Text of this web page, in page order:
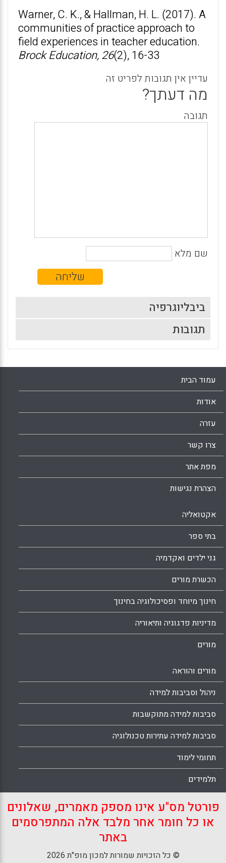
Warner, C. K., & Hallman, H. L. (2017). A
communities of practice approach to
field experiences in teacher education.
Brock Education, 26(2), 16-33
עדיין אין תגובות לפריט זה
מה דעתך?
תגובה
שם מלא
ביבליוגרפיה
תגובות
עמוד הבית
אודות
עזרה
צרו קשר
מפת אתר
הצהרת נגישות
אקטואליה
בתי ספר
גני ילדים ואקדמיה
הכשרת מורים
חינוך מיוחד ופסיכולוגיה בחינוך
מדיניות פדגוגיה ותיאוריה
מורים
מורים והוראה
ניהול וסביבות למידה
סביבות למידה מתוקשבות
סביבות למידה עתירות טכנולוגיה
תחומי לימוד
תלמידים
פורטל מס"ע אינו מספק מאמרים, שאלונים
או כל חומר אחר מלבד אלה המתפרסמים
באתר
© כל הזכויות שמורות למכון מופ"ת 2026